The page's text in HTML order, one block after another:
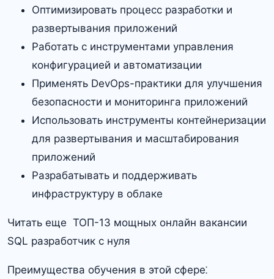
Оптимизировать процесс разработки и
развертывания приложений
Работать с инструментами управления
конфигурацией и автоматизации
Применять DevOps-практики для улучшения
безопасности и мониторинга приложений
Использовать инструменты контейнеризации
для развертывания и масштабирования
приложений
Разрабатывать и поддерживать
инфраструктуру в облаке
Читать еще ТОП-13 мощных онлайн вакансии
SQL разработчик с нуля
Преимущества обучения в этой сфере⁚